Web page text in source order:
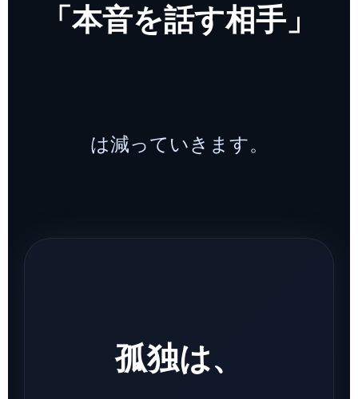
「本音を話す相手」
は減っていきます。
孤独は、